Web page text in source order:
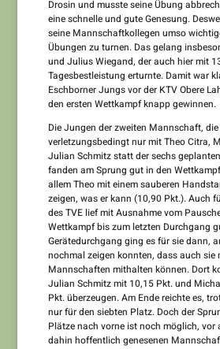
Drosin und musste seine Übung
eine schnelle und gute Genesung.
seine Mannschaftkollegen umso
Übungen zu turnen. Das gelang
und Julius Wiegand, der auch hier mit
Tagesbestleistung erturnte. Damit war
Eschborner Jungs vor der KTV Obere
den ersten Wettkampf knapp gewinnen.
Die Jungen der zweiten Mannschaft,
verletzungsbedingt nur mit Theo Citra,
Julian Schmitz statt der sechs
fanden am Sprung gut in den
allem Theo mit einem sauberen
zeigen, was er kann (10,90 Pkt.). Auch
des TVE lief mit Ausnahme vom
Wettkampf bis zum letzten Durchgang
Gerätedurchgang ging es für sie dann,
nochmal zeigen konnten, dass auch sie
Mannschaften mithalten können. Dort
Julian Schmitz mit 10,15 Pkt. und
Pkt. überzeugen. Am Ende reichte es,
nur für den siebten Platz. Doch der
Plätze nach vorne ist noch möglich, vor
dahin hoffentlich genesenen